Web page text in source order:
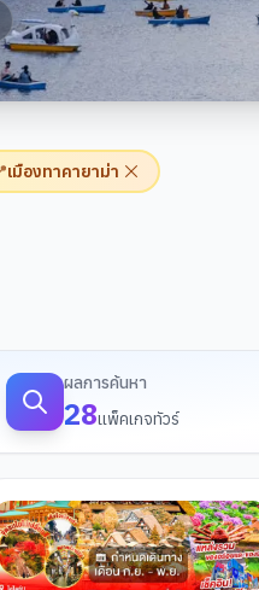
เมืองทาคายาม่า
ผลการค้นหา
28แพ็คเกจทัวร์